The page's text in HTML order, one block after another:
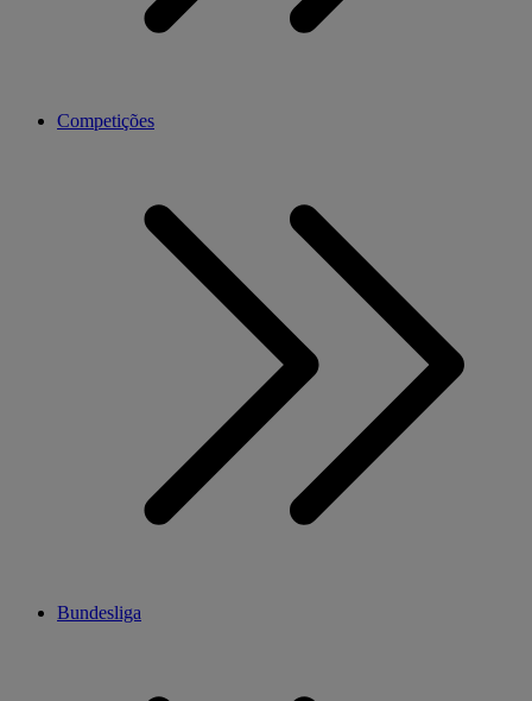
Competições
Bundesliga